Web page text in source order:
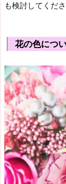
も検討してくださ
花の色につ